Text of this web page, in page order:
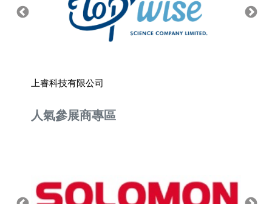
上睿科技有限公司
人氣參展商專區